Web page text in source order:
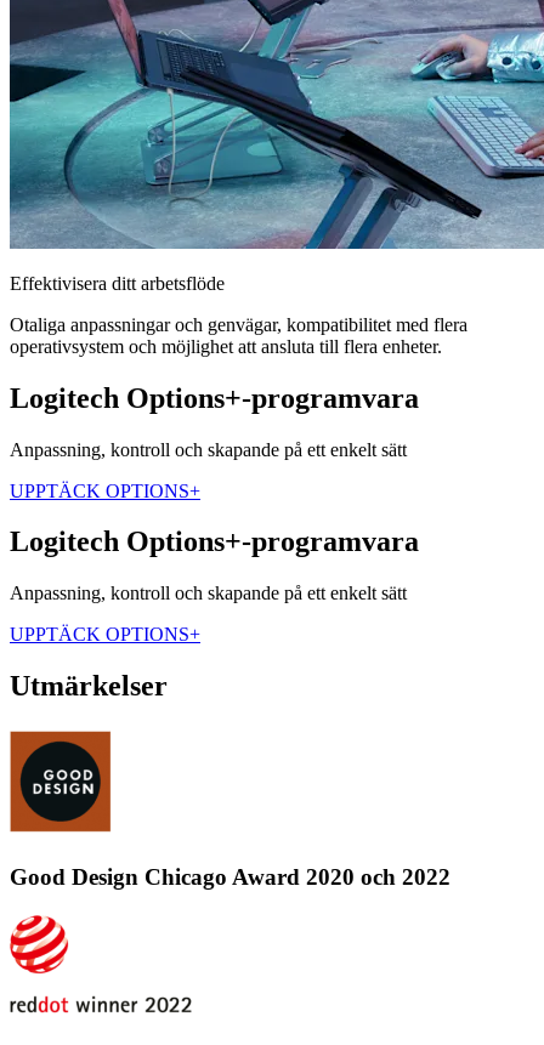
Effektivisera ditt arbetsflöde
Otaliga anpassningar och genvägar, kompatibilitet med flera
operativsystem och möjlighet att ansluta till flera enheter.
Logitech Options+-programvara
Anpassning, kontroll och skapande på ett enkelt sätt
UPPTÄCK OPTIONS+
Logitech Options+-programvara
Anpassning, kontroll och skapande på ett enkelt sätt
UPPTÄCK OPTIONS+
Utmärkelser
Good Design Chicago Award 2020 och 2022